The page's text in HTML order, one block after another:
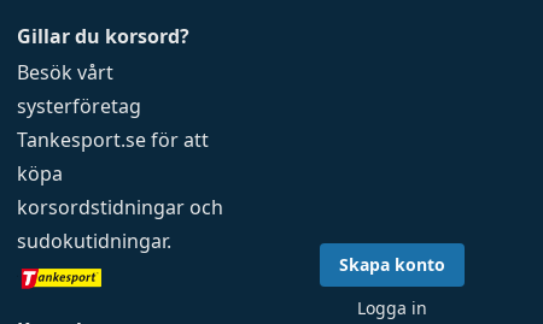
Gillar du korsord?
Besök vårt
systerföretag
Tankesport.seför att
köpa
korsordstidningar och
sudokutidningar.
Skapa konto
Logga in